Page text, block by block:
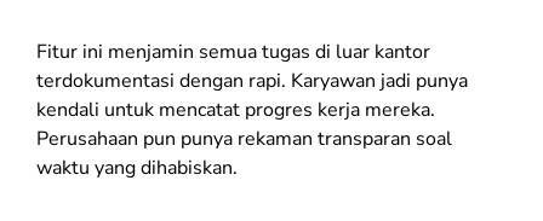
Fitur ini menjamin semua tugas di luar kantor
terdokumentasi dengan rapi. Karyawan jadi punya
kendali untuk mencatat progres kerja mereka.
Perusahaan pun punya rekaman transparan soal
waktu yang dihabiskan.